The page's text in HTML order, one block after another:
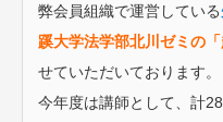
弊会員組織で運営している
蹊大学法学部北川ゼミの
せていただいております。
今年度は講師として、計